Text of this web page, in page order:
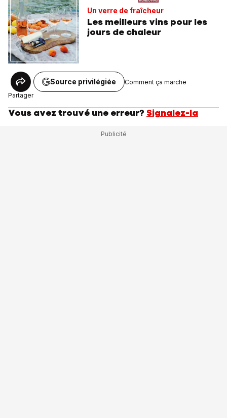
Un verre de fraîcheur
Les meilleurs vins pour les
jours de chaleur
Partager
Source privilégiée Comment ça marche
Vous avez trouvé une erreur? Signalez-la